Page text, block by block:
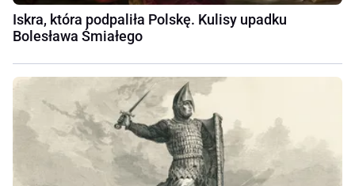
Iskra, która podpaliła Polskę. Kulisy upadku
Bolesława Śmiałego